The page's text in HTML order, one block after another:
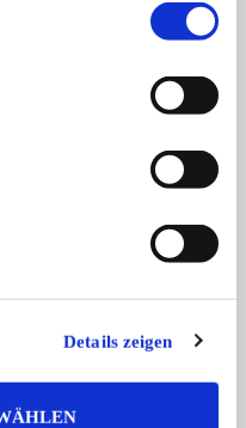
Details zeigen